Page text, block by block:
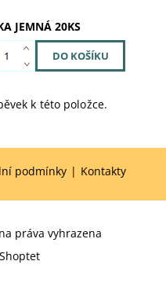
JEMNÁ 20KS
k této položce.
podmínky | Kontakty
práva vyhrazena